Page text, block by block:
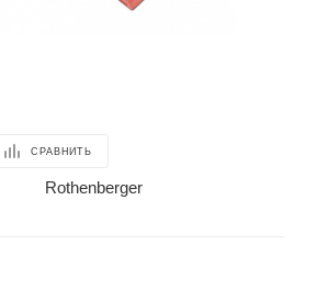
СРАВНИТЬ
Rothenberger